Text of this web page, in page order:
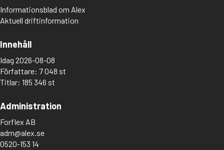
Adams, Herbert
Adams, Jane
Adams, Richard
Adbåge, Lisen
Adichie, Chimamanda Ngozi
Adiga, Aravind
Adler-Olsen, Jussi
Adnan, Etel
Adolfsson, Evert
Adolfsson, Gunnar
Adolfsson, Josefine
Informationsblad om Alex
Aktuell driftinformation
Innehåll
Idag 2026-08-08
Författare: 7 048 st
Titlar: 185 346 st
Administration
Forflex AB
adm@alex.se
0520-153 14